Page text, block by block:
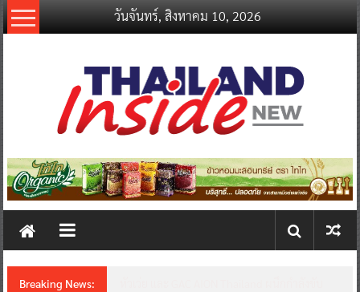
Skip
to
วันจันทร์, สิงหาคม 10, 2026
thailandinsidenew.com
Thailand
New
Breaking News: